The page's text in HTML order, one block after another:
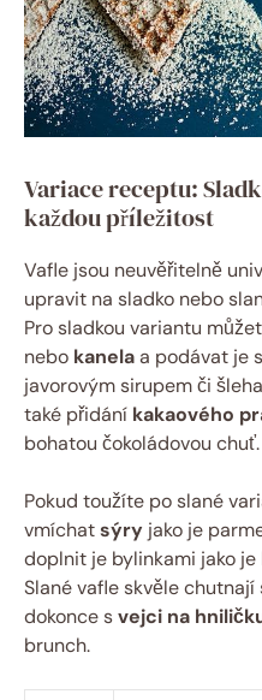
Variace receptu:
každou příležitost
Vafle jsou neuvěřitelně
upravit na sladko nebo
Pro sladkou variantu
nebo kanelaa podávat je
javorovým sirupem či
také přidání kakaového
bohatou čokoládovou chuť.
Pokud toužíte po slané
vmíchatsýry jako je
doplnit je bylinkami jako je
Slané vafle skvěle chutnají
dokonce svejci na
brunch.